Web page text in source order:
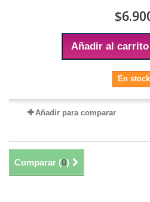
Añadir al carrito
En stock
Añadir para comparar
Comparar (0)